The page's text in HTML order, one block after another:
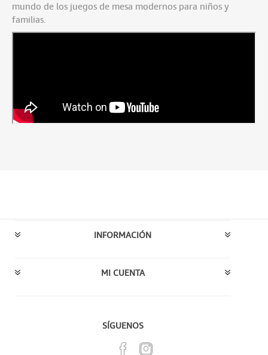
mundo de los juegos de mesa modernos para niños y
familias.
INFORMACIÓN
MI CUENTA
SÍGUENOS